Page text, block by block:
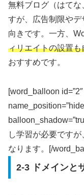
無料ブログ（はてな
すが、広告制限や
向きです。一方、
ィリエイトの設置も
おすすめです。
[word_balloon
し学習が必要です
なります。[/
2-3 ドメインと